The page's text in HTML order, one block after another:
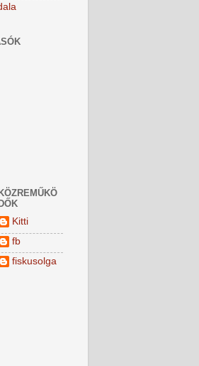
KÖZREMŰKÖ
DŐK
Kitti
fb
fiskusolga